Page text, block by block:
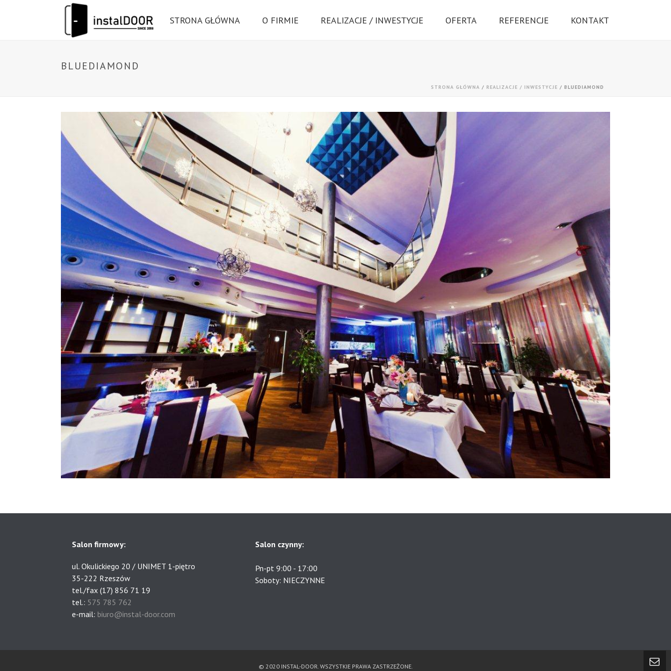
STRONA GŁÓWNA O FIRMIE REALIZACJE / INWESTYCJE OFERTA REFERENCJE KONTAKT
BLUEDIAMOND
STRONA GŁÓWNA / REALIZACJE / INWESTYCJE / BLUEDIAMOND
Salon firmowy:
ul. Okulickiego 20 / UNIMET 1-piętro
35-222 Rzeszów
tel./fax (17) 856 71 19
tel.: 575 785 762
e-mail: biuro@instal-door.com
Salon czynny:
Pn-pt 9:00 - 17:00
Soboty: NIECZYNNE
© 2020 INSTAL-DOOR. WSZYSTKIE PRAWA ZASTRZEŻONE.